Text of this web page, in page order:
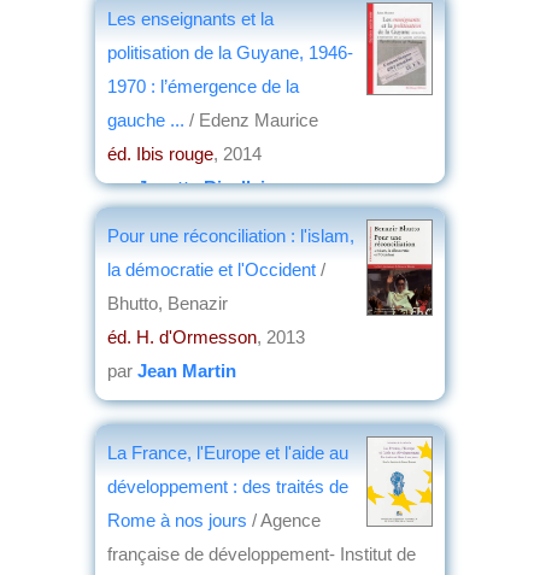
éd. Presses universitaires de Vincennes,
Les enseignants et la
politisation de la Guyane, 1946-
1970 : l’émergence de la
gauche ... / Edenz Maurice
éd. Ibis rouge, 2014
parJosette Rivallain
Pour une réconciliation : l'islam,
la démocratie et l'Occident /
Bhutto, Benazir
éd. H. d'Ormesson, 2013
par Jean Martin
La France, l'Europe et l'aide au
développement : des traités de
Rome à nos jours / Agence
française de développement- Institut de